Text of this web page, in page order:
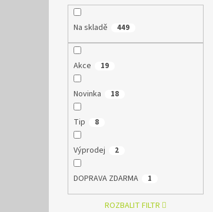
Na skladě 449
Akce 19
Novinka 18
Tip 8
Výprodej 2
DOPRAVA ZDARMA 1
ROZBALIT FILTR